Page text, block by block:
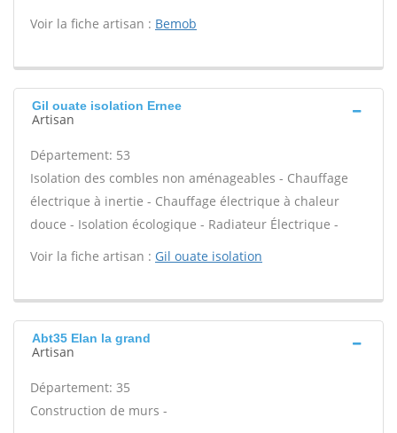
Voir la fiche artisan : Bemob
Gil ouate isolation Ernee
Artisan
Département: 53
Isolation des combles non aménageables - Chauffage
électrique à inertie - Chauffage électrique à chaleur
douce - Isolation écologique - Radiateur Électrique -
Voir la fiche artisan : Gil ouate isolation
Abt35 Elan la grand
Artisan
Département: 35
Construction de murs -